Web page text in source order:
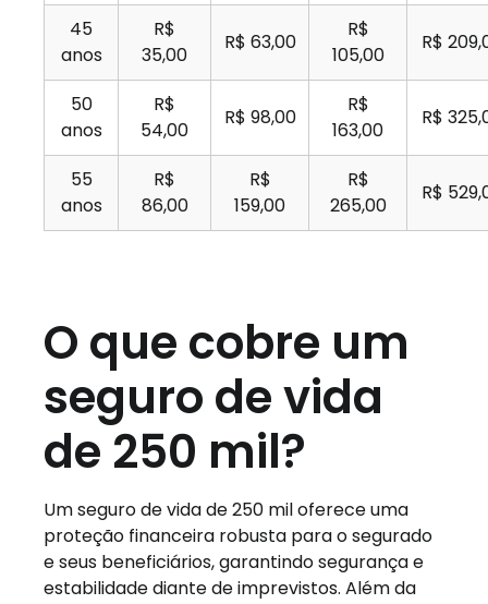
45
anos
R$
35,00
R$ 63,00
R$
105,00
R$
50
anos
R$
54,00
R$ 98,00
R$
163,00
R$
55
anos
R$
86,00
R$
159,00
R$
265,00
R$
O que cobre um
seguro de vida
de 250 mil?
Um seguro de vida de 250 mil oferece uma
proteção financeira robusta para o segurado
e seus beneficiários, garantindo segurança e
estabilidade diante de imprevistos. Além da